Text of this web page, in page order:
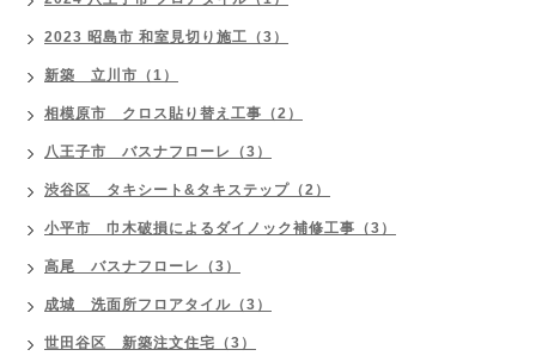
2023 昭島市 和室見切り施工（3）
新築 立川市（1）
相模原市 クロス貼り替え工事（2）
八王子市 バスナフローレ（3）
渋谷区 タキシート&タキステップ（2）
小平市 巾木破損によるダイノック補修工事（3）
高尾 バスナフローレ（3）
成城 洗面所フロアタイル（3）
世田谷区 新築注文住宅（3）